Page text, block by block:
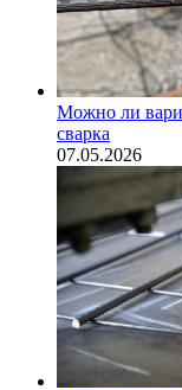
Можно ли
сварка
07.05.2026